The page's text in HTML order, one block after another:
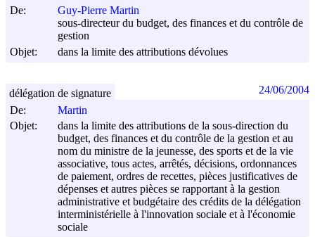
De:
Guy-Pierre Martin
sous-directeur du budget, des finances et du contrôle de
gestion
Objet:
dans la limite des attributions dévolues
De:
Martin
Objet:
dans la limite des attributions de la sous-direction du
budget, des finances et du contrôle de la gestion et au
nom du ministre de la jeunesse, des sports et de la vie
associative, tous actes, arrêtés, décisions, ordonnances
de paiement, ordres de recettes, pièces justificatives de
dépenses et autres pièces se rapportant à la gestion
administrative et budgétaire des crédits de la délégation
interministérielle à l'innovation sociale et à l'économie
sociale
délégation de signature 24/06/2004